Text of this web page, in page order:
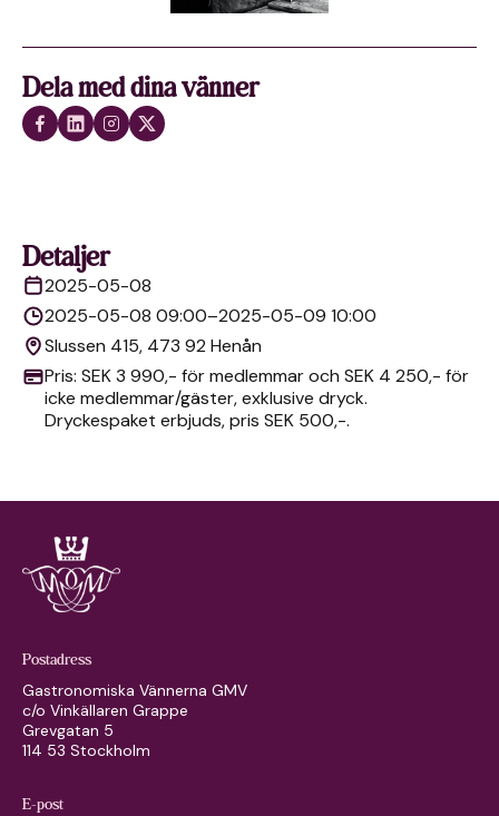
Dela med dina vänner
Detaljer
2025-05-08
2025-05-08 09:00–2025-05-09 10:00
Slussen 415, 473 92 Henån
Pris: SEK 3 990,- för medlemmar och SEK 4 250,- för
icke medlemmar/gäster, exklusive dryck.
Dryckespaket erbjuds, pris SEK 500,-.
Postadress
Gastronomiska Vännerna GMV
c/o Vinkällaren Grappe
Grevgatan 5
114 53 Stockholm
E-post